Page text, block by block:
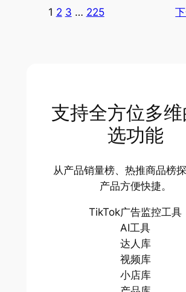
1 2 3 … 225
支持全方位多
选功能
从产品销量榜、热推商品榜
产品方便快捷。
TikTok广告监控工具
AI工具
达人库
视频库
小店库